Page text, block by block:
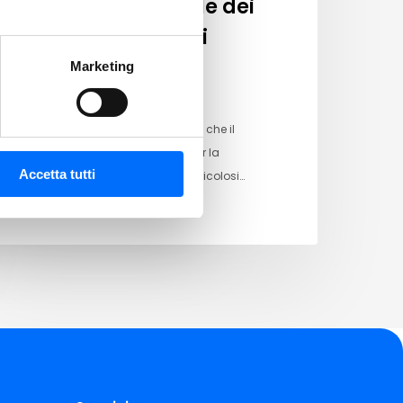
Marketing
Accetta tutti
Raccolta mobile dei
rifiuti pericolosi
Gentile Cliente, Ti ricordiamo che il
prossimo appuntamento per la
raccolta mobile dei rifiuti pericolosi…